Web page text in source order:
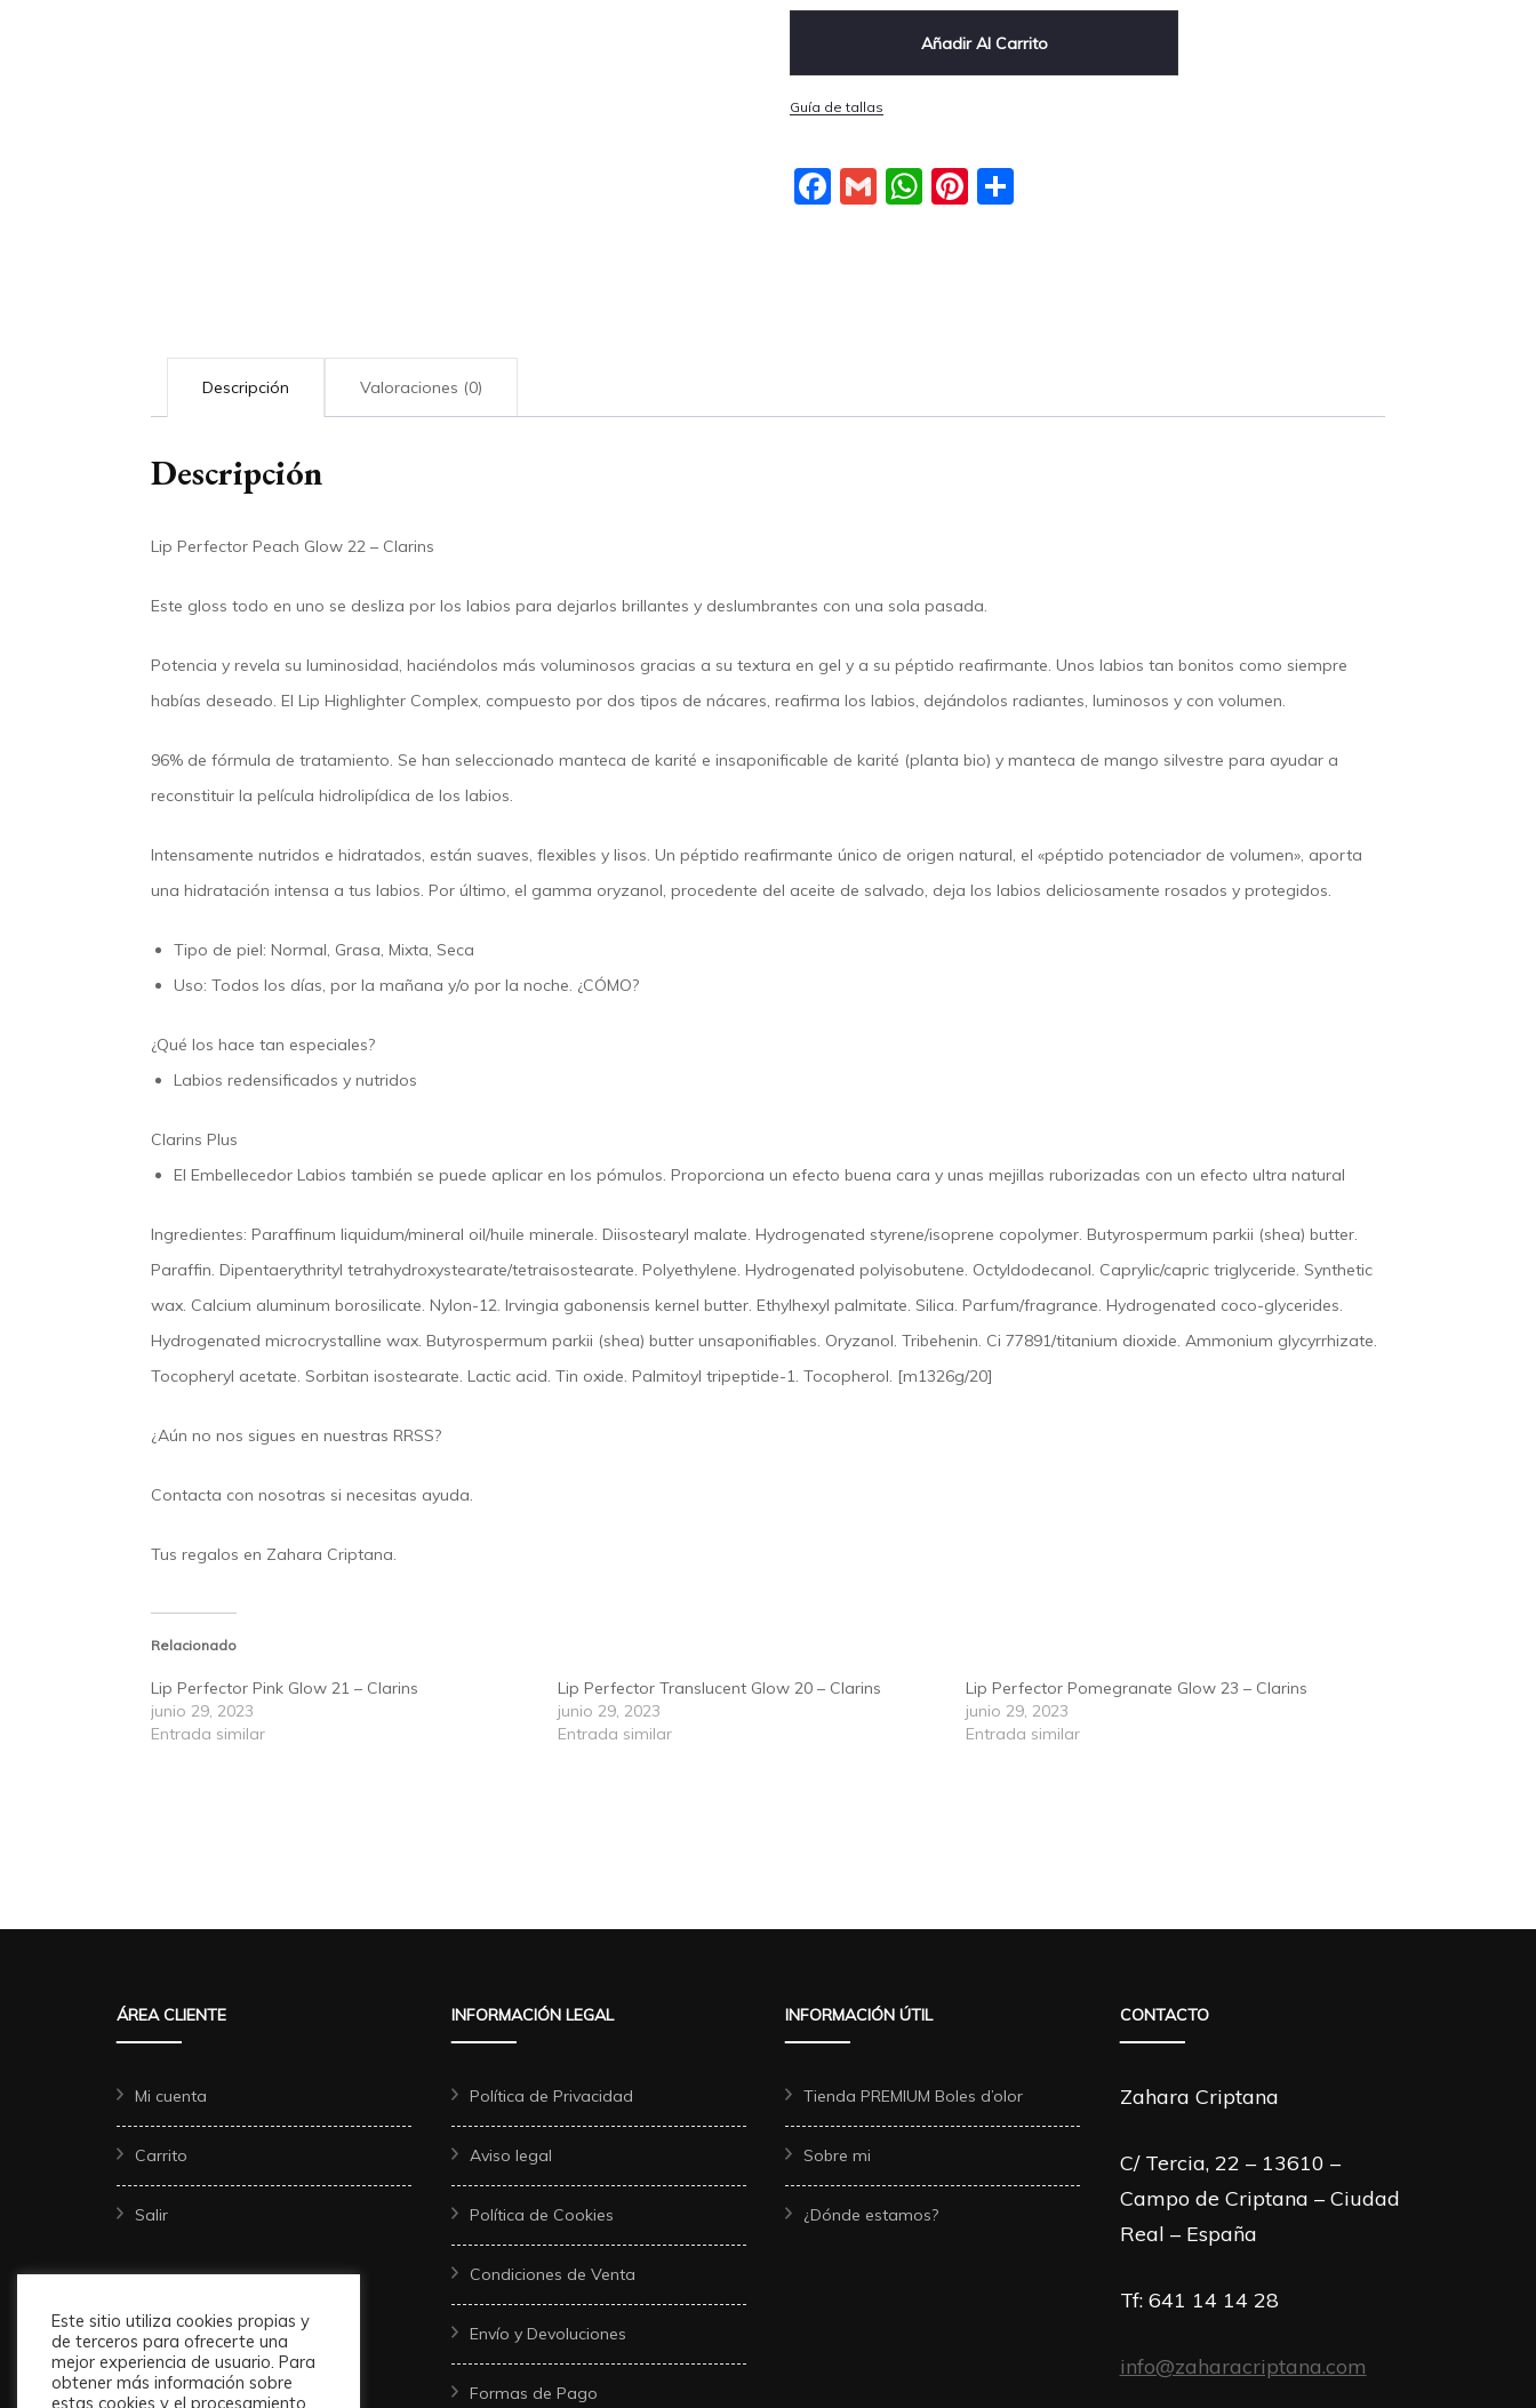
Añadir Al Carrito
Guía de tallas
Facebook
GmailWhatsApp
Pinterest
Descripción Valoraciones (0)
Descripción
Lip Perfector Peach Glow 22 – Clarins
Este gloss todo en uno se desliza por los labios para dejarlos brillantes y deslumbrantes con una sola pasada.
Potencia y revela su luminosidad, haciéndolos más voluminosos gracias a su textura en gel y a su péptido reafirmante. Unos labios tan bonitos como siempre
habías deseado. El Lip Highlighter Complex, compuesto por dos tipos de nácares, reafirma los labios, dejándolos radiantes, luminosos y con volumen.
96% de fórmula de tratamiento. Se han seleccionado manteca de karité e insaponificable de karité (planta bio) y manteca de mango silvestre para ayudar a
reconstituir la película hidrolipídica de los labios.
Intensamente nutridos e hidratados, están suaves, flexibles y lisos. Un péptido reafirmante único de origen natural, el «péptido potenciador de volumen», aporta
una hidratación intensa a tus labios. Por último, el gamma oryzanol, procedente del aceite de salvado, deja los labios deliciosamente rosados y protegidos.
Tipo de piel: Normal, Grasa, Mixta, Seca
Uso: Todos los días, por la mañana y/o por la noche. ¿CÓMO?
¿Qué los hace tan especiales?
Labios redensificados y nutridos
Clarins Plus
El Embellecedor Labios también se puede aplicar en los pómulos. Proporciona un efecto buena cara y unas mejillas ruborizadas con un efecto ultra natural
Ingredientes: Paraffinum liquidum/mineral oil/huile minerale. Diisostearyl malate. Hydrogenated styrene/isoprene copolymer. Butyrospermum parkii (shea) butter.
Paraffin. Dipentaerythrityl tetrahydroxystearate/tetraisostearate. Polyethylene. Hydrogenated polyisobutene. Octyldodecanol. Caprylic/capric triglyceride. Synthetic
wax. Calcium aluminum borosilicate. Nylon-12. Irvingia gabonensis kernel butter. Ethylhexyl palmitate. Silica. Parfum/fragrance. Hydrogenated coco-glycerides.
Hydrogenated microcrystalline wax. Butyrospermum parkii (shea) butter unsaponifiables. Oryzanol. Tribehenin. Ci 77891/titanium dioxide. Ammonium glycyrrhizate.
Tocopheryl acetate. Sorbitan isostearate. Lactic acid. Tin oxide. Palmitoyl tripeptide-1. Tocopherol. [m1326g/20]
¿Aún no nos sigues en nuestras RRSS?
Contacta con nosotras si necesitas ayuda.
Tus regalos en Zahara Criptana.
Relacionado
Lip Perfector Pink Glow 21 – Clarins
junio 29, 2023
Entrada similar
Lip Perfector Translucent Glow 20 – Clarins
junio 29, 2023
Entrada similar
Lip Perfector Pomegranate Glow 23 – Clarins
junio 29, 2023
Entrada similar
ÁREA CLIENTE
Mi cuenta
Carrito
Salir
INFORMACIÓN LEGAL
Política de Privacidad
Aviso legal
Política de Cookies
Condiciones de Venta
Envío y Devoluciones
Formas de Pago
INFORMACIÓN ÚTIL
Tienda PREMIUM Boles d’olor
Sobre mi
¿Dónde estamos?
CONTACTO
Zahara Criptana
C/ Tercia, 22 – 13610 –
Campo de Criptana – Ciudad
Real – España
Tf: 641 14 14 28
info@zaharacriptana.com
Este sitio utiliza cookies propias y
de terceros para ofrecerte una
mejor experiencia de usuario. Para
obtener más información sobre
estas cookies y el procesamiento